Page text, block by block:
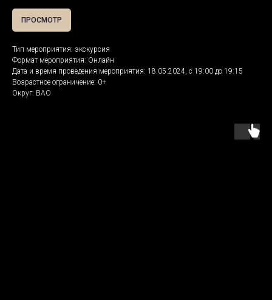
ПРОСМОТР
Тип мероприятия: экскурсия
Формат мероприятия: Онлайн
Дата и время проведения мероприятия: 18.05.2024, с 19:00 до 19:15
Возрастное ограничение: 0+
Округ: ВАО